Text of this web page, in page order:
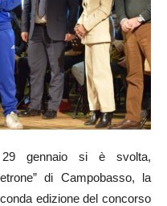
29 gennaio si è svolta,
di Campobasso, la
edizione del concorso